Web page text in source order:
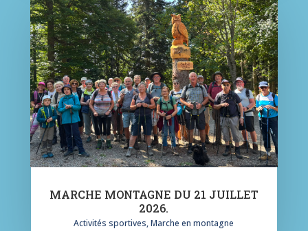
MARCHE MONTAGNE DU 21 JUILLET
2026.
Activités sportives,Marche en montagne